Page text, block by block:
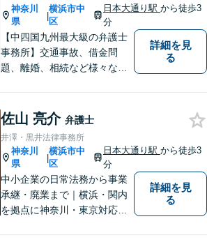
神奈川
県
|
横浜市中
区
日本大通り駅から徒歩3
分
【中四国九州最大級の弁護士
事務所】交通事故、借金問
題、離婚、相続など様々な問
まずはお気軽にご相談くださ
い！
詳細を見
る
佐山 亮介 弁護士
井澤・黒井法律事務所
神奈川
県
|
横浜市中
区
日本大通り駅から徒歩3
分
中小企業の日常法務から事業
承継・廃業まで｜横浜・関内
を拠点に神奈川・東京対応
詳細を見
る